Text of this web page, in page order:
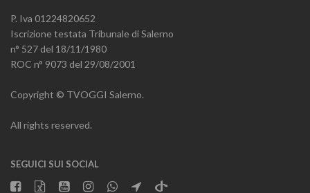
P. Iva 01224820652
Iscrizione testata Tribunale di Salerno
n° 527 del 18/11/1980
ROC n° 9073 del 29/08/2001
Copyright © TVOGGI Salerno.
All rights reserved.
SEGUICI SUI SOCIAL